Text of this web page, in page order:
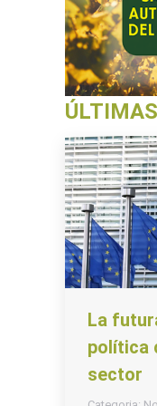
La
política
sector